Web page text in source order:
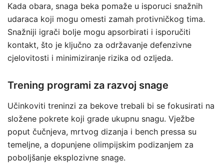
Kada obara, snaga beka pomaže u isporuci snažnih
udaraca koji mogu omesti zamah protivničkog tima.
Snažniji igrači bolje mogu apsorbirati i isporučiti
kontakt, što je ključno za održavanje defenzivne
cjelovitosti i minimiziranje rizika od ozljeda.
Trening programi za razvoj snage
Učinkoviti treninzi za bekove trebali bi se fokusirati na
složene pokrete koji grade ukupnu snagu. Vježbe
poput čučnjeva, mrtvog dizanja i bench pressa su
temeljne, a dopunjene olimpijskim podizanjem za
poboljšanje eksplozivne snage.